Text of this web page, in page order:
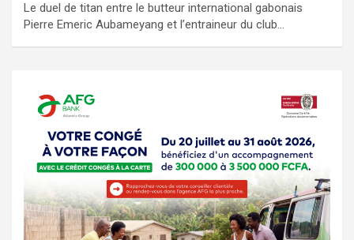
Le duel de titan entre le butteur international gabonais
Pierre Emeric Aubameyang et l’entraineur du club…